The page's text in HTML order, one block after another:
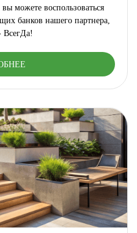
можете воспользоваться
банков нашего партнера,
ВсегДа!